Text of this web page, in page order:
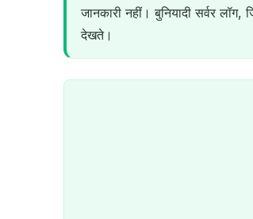
जानकारी नहीं। बुनियादी सर्वर
देखते।